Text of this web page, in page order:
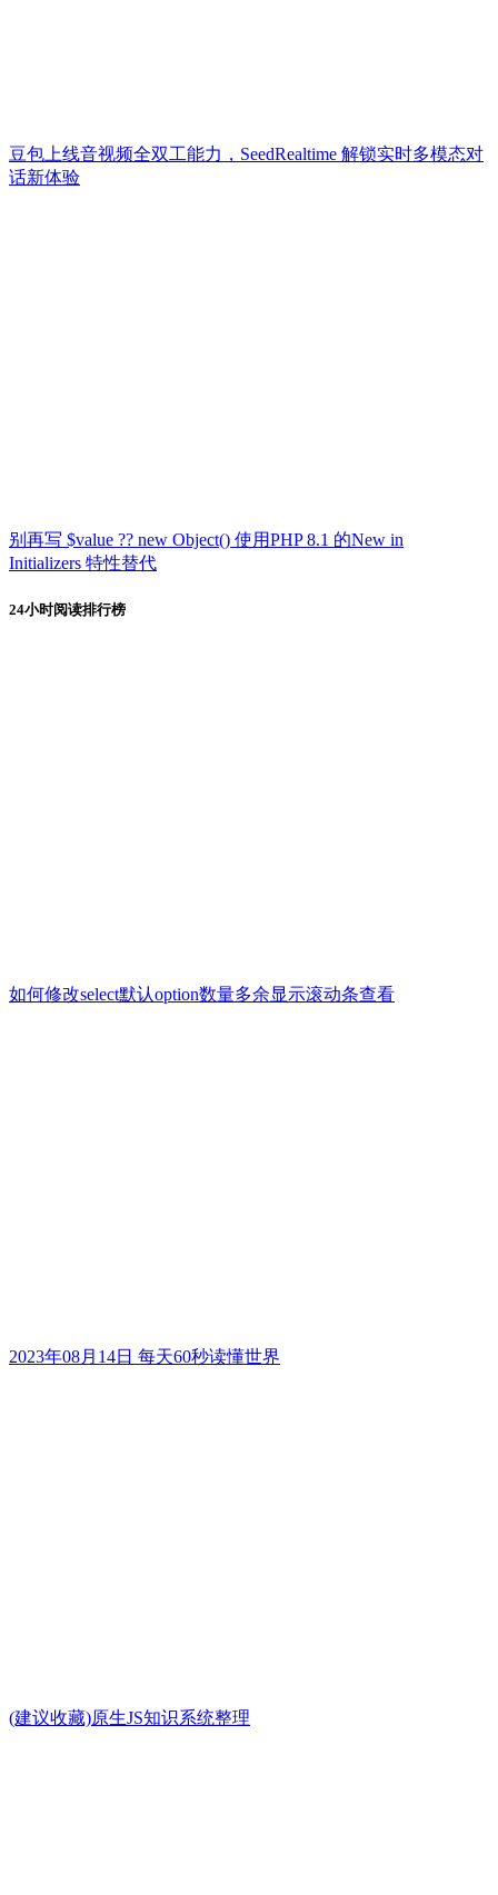
豆包上线音视频全双工能力，SeedRealtime 解锁实时多模态对
话新体验
别再写 $value ?? new Object() 使用PHP 8.1 的New in
Initializers 特性替代
24小时阅读排行榜
如何修改select默认option数量多余显示滚动条查看
2023年08月14日 每天60秒读懂世界
(建议收藏)原生JS知识系统整理